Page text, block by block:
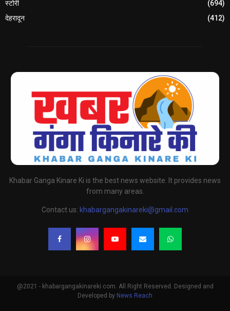
स्टोरी
(694)
देहरादून
(412)
Khabar Ganga Kinare Ki is the best news website. It provides news
from many areas.
Contact us: khabargangakinareki@gmail.com
@2021 - khabargangakinareki.com. All Right Reserved. Designed and
Developed by News Reach